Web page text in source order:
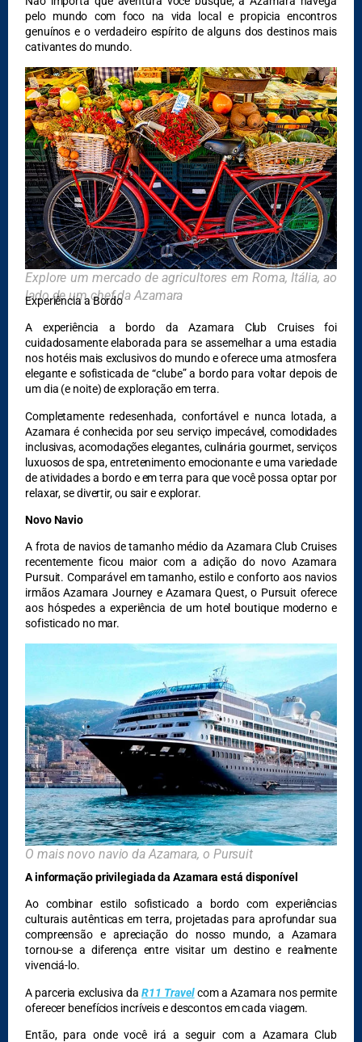
pelo mundo com foco na vida local e propicia encontros
genuínos e o verdadeiro espírito de alguns dos destinos mais
cativantes do mundo.
Explore um mercado de agricultores em Roma, Itália, ao
lado de um chef da Azamara
Experiência a Bordo
A experiência a bordo da Azamara Club Cruises foi
cuidadosamente elaborada para se assemelhar a uma estadia
nos hotéis mais exclusivos do mundo e oferece uma atmosfera
elegante e sofisticada de “clube” a bordo para voltar depois de
um dia (e noite) de exploração em terra.
Completamente redesenhada, confortável e nunca lotada, a
Azamara é conhecida por seu serviço impecável, comodidades
inclusivas, acomodações elegantes, culinária gourmet, serviços
luxuosos de spa, entretenimento emocionante e uma variedade
de atividades a bordo e em terra para que você possa optar por
relaxar, se divertir, ou sair e explorar.
Novo Navio
A frota de navios de tamanho médio da Azamara Club Cruises
recentemente ficou maior com a adição do novo Azamara
Pursuit. Comparável em tamanho, estilo e conforto aos navios
irmãos Azamara Journey e Azamara Quest, o Pursuit oferece
aos hóspedes a experiência de um hotel boutique moderno e
sofisticado no mar.
O mais novo navio da Azamara, o Pursuit
A informação privilegiada da Azamara está disponível
Ao combinar estilo sofisticado a bordo com experiências
culturais autênticas em terra, projetadas para aprofundar sua
compreensão e apreciação do nosso mundo, a Azamara
tornou-se a diferença entre visitar um destino e realmente
vivenciá-lo.
A parceria exclusiva daR11 Travelcom a Azamara nos permite
oferecer benefícios incríveis e descontos em cada viagem.
Então, para onde você irá a seguir com a Azamara Club